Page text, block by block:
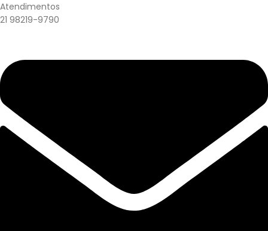
Atendimentos
21 98219-9790